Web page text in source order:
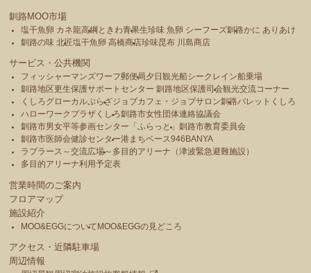
釧路MOO市場
塩干魚卵 カネ龍高綱 ときわ青果生珍味 魚卵 シーフーズ釧路かに ありあけ
釧路の味 北匠塩干魚卵 高橋商店珍味昆布 川島商店
サービス・公共機関
フィッシャーマンズワーフ郵便局夕日観光船シークレイン船乗場
釧路地区更生保護サポートセンター 釧路地区保護司会観光交流コーナー
くしろグローカルぷらざジョブカフェ・ジョブサロン釧路パレットくしろ
ハローワークプラザくしろ釧路市女性団体連絡協議会
釧路市男女平等参画センター「ふらっと」釧路市教育委員会
釧路市医師会健診センター港まちベース946BANYA
ラプラース～交流広場～ 多目的アリーナ（津波緊急避難施設）
多目的アリーナ利用予定表
営業時間のご案内
フロアマップ
施設紹介
MOO&EGGについて MOO&EGGの見どころ
アクセス・近隣駐車場
周辺情報